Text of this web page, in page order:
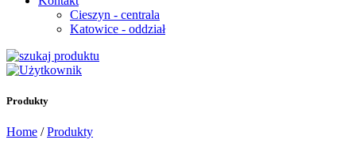
Cieszyn - centrala
Katowice - oddział
Produkty
Home /Produkty